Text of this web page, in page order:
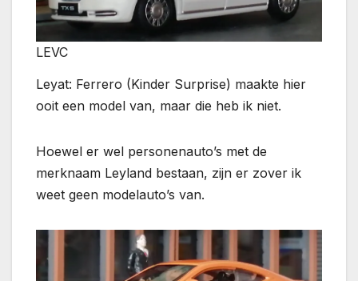
LEVC
Leyat: Ferrero (Kinder Surprise) maakte hier
ooit een model van, maar die heb ik niet.
Hoewel er wel personenauto’s met de
merknaam Leyland bestaan, zijn er zover ik
weet geen modelauto’s van.